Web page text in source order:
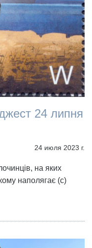
24 липня
24 июля 2023 г.
на яких
наполягає (с)